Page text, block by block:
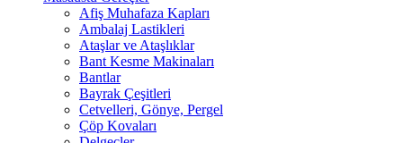
Afiş Muhafaza Kapları
Ambalaj Lastikleri
Ataşlar ve Ataşlıklar
Bant Kesme Makinaları
Bantlar
Bayrak Çeşitleri
Cetvelleri, Gönye, Pergel
Çöp Kovaları